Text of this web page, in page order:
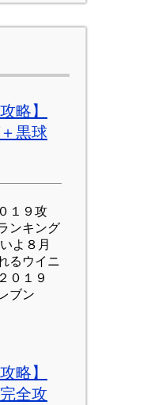
略】
黒球
１９攻
ンキング
よ８月
るウイニ
０１９
ブン
略】
全攻